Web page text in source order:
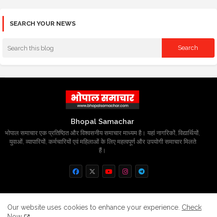
SEARCH YOUR NEWS
Bhopal Samachar
भोपाल समाचार एक प्रतिष्ठित और विश्वसनीय समाचार माध्यम है। यहां नागरिकों, विद्यार्थियों,
युवाओं, व्यापारियों, कर्मचारियों एवं महिलाओं के लिए महत्वपूर्ण और उपयोगी समाचार मिलते
हैं।
Home About Contact us Privacy Policy
Our website uses cookies to enhance your experience. Check